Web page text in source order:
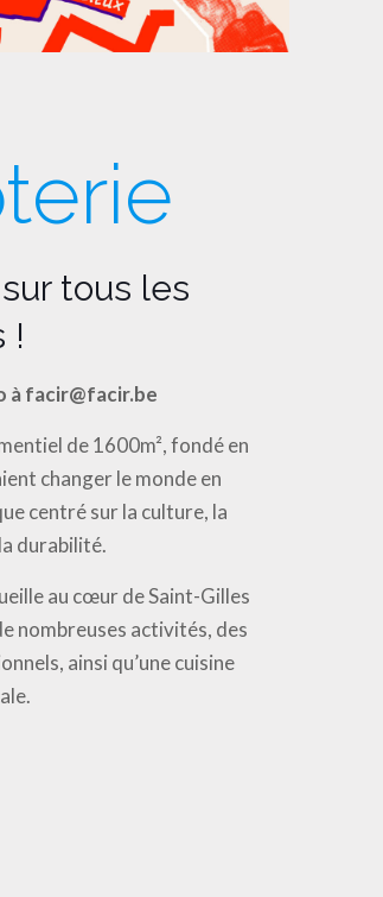
tous les
!
à facir@facir.be
de 1600m², fondé en
changer le monde en
centré sur la culture, la
durabilité.
au cœur de Saint-Gilles
nombreuses activités, des
ainsi qu’une cuisine